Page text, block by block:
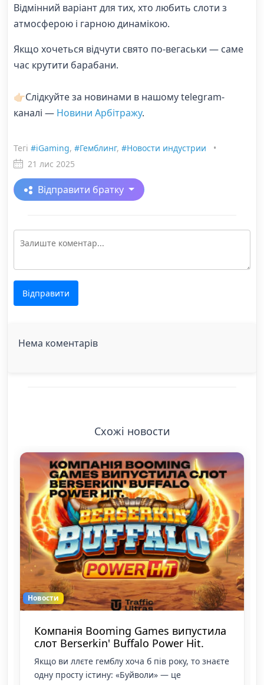
Відмінний варіант для тих, хто любить слоти з
атмосферою і гарною динамікою.
Якщо хочеться відчути свято по-вегаськи — саме
час крутити барабани.
👉🏻Слідкуйте за новинами в нашому telegram-
каналі — Новини Арбітражу.
Тегі #iGaming, #Гемблинг, #Новости индустрии
•
21 лис 2025
Відправити братку
Відправити
Нема коментарів
Схожі новости
Новости
Компанія Booming Games випустила
слот Berserkin' Buffalo Power Hit.
Якщо ви ллєте гемблу хоча б пів року, то знаєте
одну просту істину: «Буйволи» — це